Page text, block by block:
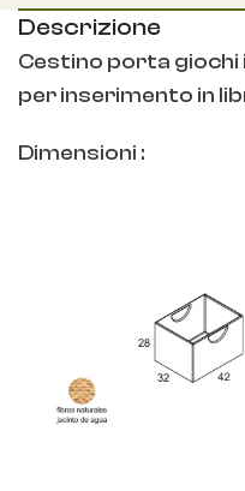
Descrizione
Cestino porta giochi
per inserimento in
Dimensioni :